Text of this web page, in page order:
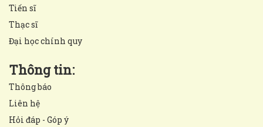
Tiến sĩ
Thạc sĩ
Đại học chính quy
Thông tin:
Thông báo
Liên hệ
Hỏi đáp - Góp ý